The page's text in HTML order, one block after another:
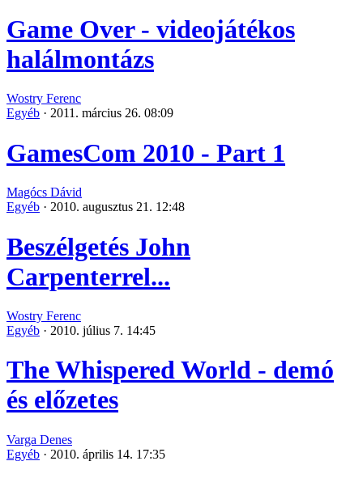
Game Over - videojátékos
halálmontázs
Wostry Ferenc
Egyéb · 2011. március 26. 08:09
GamesCom 2010 - Part 1
Magócs Dávid
Egyéb · 2010. augusztus 21. 12:48
Beszélgetés John
Carpenterrel...
Wostry Ferenc
Egyéb · 2010. július 7. 14:45
The Whispered World - demó
és előzetes
Varga Denes
Egyéb · 2010. április 14. 17:35